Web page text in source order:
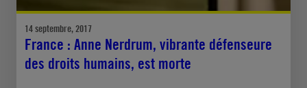
14 septembre, 2017
France : Anne Nerdrum, vibrante défenseure
des droits humains, est morte